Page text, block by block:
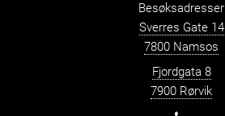
Besøksadresser
Sverres Gate 14
7800 Namsos
Fjordgata 8
7900 Rørvik